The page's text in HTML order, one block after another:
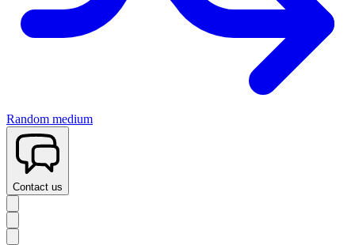
Random medium
Contact us